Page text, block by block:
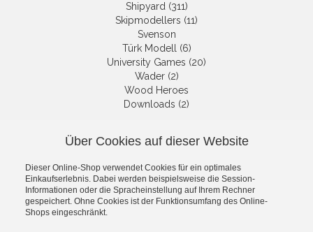
Shipyard (311)
Skipmodellers (11)
Svenson
Türk Modell (6)
University Games (20)
Wader (2)
Wood Heroes
Downloads (2)
Get informed about the latest
products and offers per email.
Newsletter
Über Cookies auf dieser Website
Dieser Online-Shop verwendet Cookies für ein optimales
Einkaufserlebnis. Dabei werden beispielsweise die Session-
Informationen oder die Spracheinstellung auf Ihrem Rechner
gespeichert. Ohne Cookies ist der Funktionsumfang des Online-
Shops eingeschränkt.